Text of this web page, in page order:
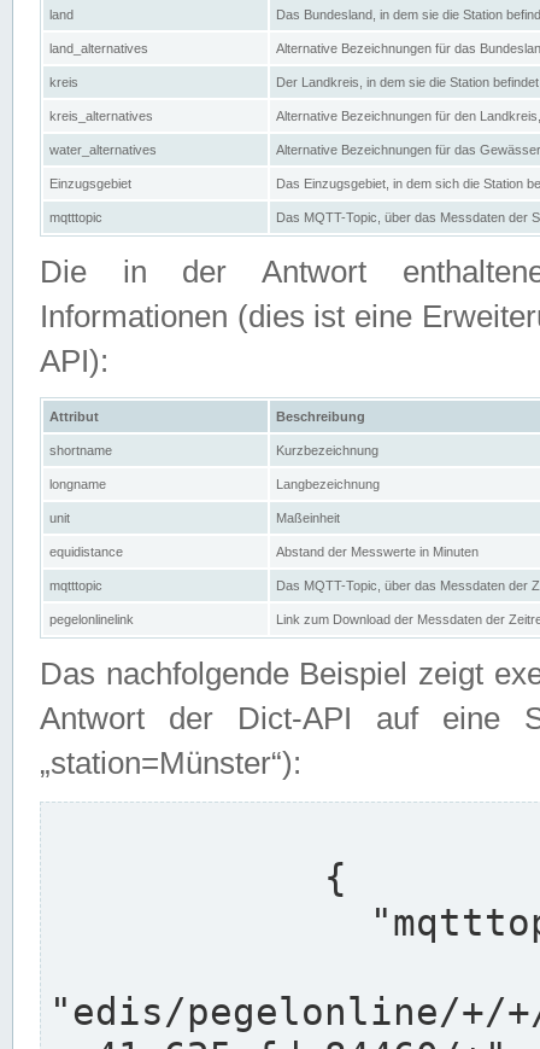
land Das Bundesland, in dem sie die Station
land_alternatives Alternative Bezeichnungen für das
kreis Der Landkreis, in dem sie die Station befindet
kreis_alternatives Alternative Bezeichnungen für den
water_alternatives Alternative Bezeichnungen für das
Einzugsgebiet Das Einzugsgebiet, in dem sich die Station
mqtttopic Das MQTT-Topic, über das Messdaten der
Die in der Antwort
Informationen (dies ist eine
API):
Attribut Beschreibung
shortname Kurzbezeichnung
longname Langbezeichnung
unit Maßeinheit
equidistance Abstand der Messwerte in Minuten
mqtttopic Das MQTT-Topic, über das Messdaten der
pegelonlinelink Link zum Download der Messdaten der
Das nachfolgende Beispiel zeigt
Antwort der Dict-API auf eine
„station=Münster“):
"edis/pegelonline/+/